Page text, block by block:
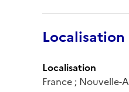
Localisation
Localisation
France ; Nouvelle-